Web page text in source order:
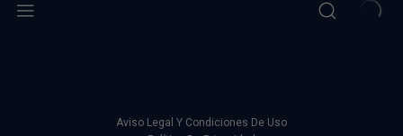
Aviso Legal Y Condiciones De Uso